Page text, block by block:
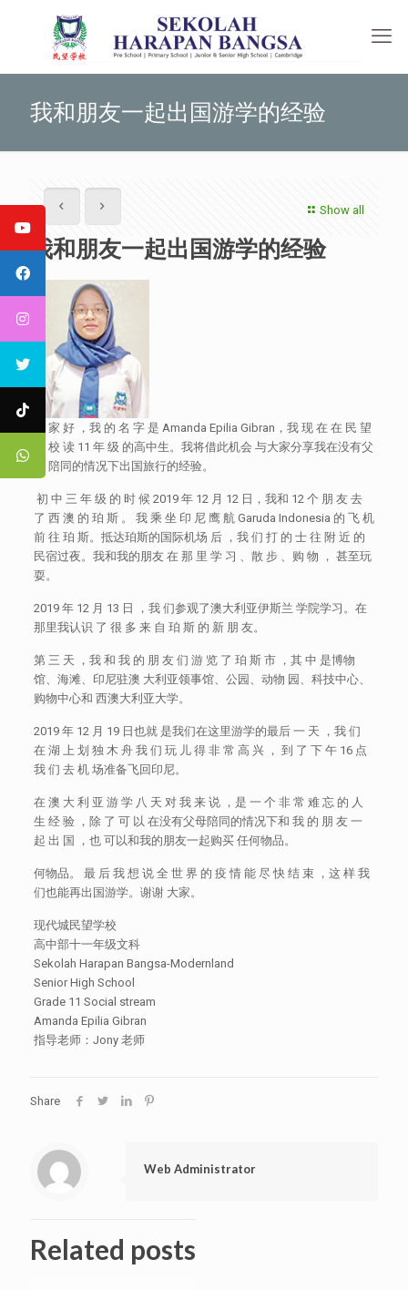
我和朋友一起出国游学的经验
Show all
我和朋友一起出国游学的经验
大 家 好 ，我 的 名 字 是 Amanda Epilia Gibran，我 现 在 在 民 望
学 校 读 11 年 级 的高中生。我将借此机会 与大家分享我在没有父
母 陪同的情况下出国旅行的经验。
初 中 三 年 级 的 时 候 2019 年 12 月 12 日，我和 12 个 朋 友 去
了 西 澳 的 珀 斯 。 我 乘 坐 印 尼 鹰 航 Garuda Indonesia 的 飞 机
前 往 珀 斯。抵达珀斯的国际机场 后 ，我 们 打 的 士 往 附 近 的
民宿过夜。我和我的朋友 在 那 里 学 习 、散 步 、购 物 ， 甚至玩
耍。
2019 年 12 月 13 日 ，我 们参观了澳大利亚伊斯兰 学院学习。在
那里我认识 了 很 多 来 自 珀 斯 的 新 朋 友。
第 三 天 ，我 和 我 的 朋 友 们 游 览 了 珀 斯 市 ，其 中 是博物
馆、海滩、印尼驻澳 大利亚领事馆、公园、动物 园、科技中心、
购物中心和 西澳大利亚大学。
2019 年 12 月 19 日也就 是我们在这里游学的最后 一 天 ，我 们
在 湖 上 划 独 木 舟 我 们 玩 儿 得 非 常 高 兴 ， 到 了 下 午 16 点
我 们 去 机 场准备飞回印尼。
在 澳 大 利 亚 游 学 八 天 对 我 来 说 ，是 一 个 非 常 难 忘 的 人
生 经 验 ，除 了 可 以 在没有父母陪同的情况下和 我 的 朋 友 一
起 出 国 ，也 可以和我的朋友一起购买 任何物品。
何物品。 最 后 我 想 说 全 世 界 的 疫 情 能 尽 快 结 束 ，这 样 我
们也能再出国游学。谢谢 大家。
现代城民望学校
高中部十一年级文科
Sekolah Harapan Bangsa-Modernland
Senior High School
Grade 11 Social stream
Amanda Epilia Gibran
指导老师：Jony 老师
Share
Web Administrator
Related posts